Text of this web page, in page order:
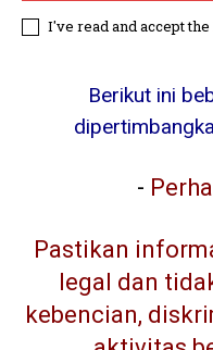
I've read and accept the
Berikut ini
-
Pastikan
legal dan
kebencian,